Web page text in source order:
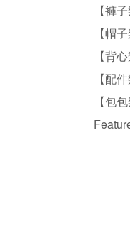
【褲子
【帽子
【背心
【配件
【包包